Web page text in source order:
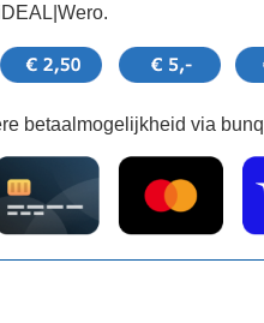
betaalmogelijkheid via